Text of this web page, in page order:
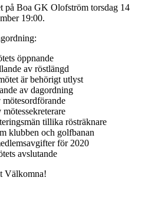
på Boa GK Olofström torsdag 14
19:00.
öppnande
av röstlängd
är behörigt utlyst
av dagordning
mötesordförande
tillika rösträknare
klubben och golfbanan
för 2020
avslutande
Välkomna!